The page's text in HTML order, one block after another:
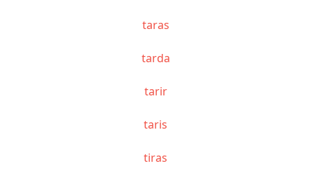
taras
tarda
tarir
taris
tiras